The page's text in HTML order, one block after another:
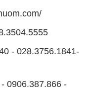
- 028.3756.1841-
0906.387.866 -